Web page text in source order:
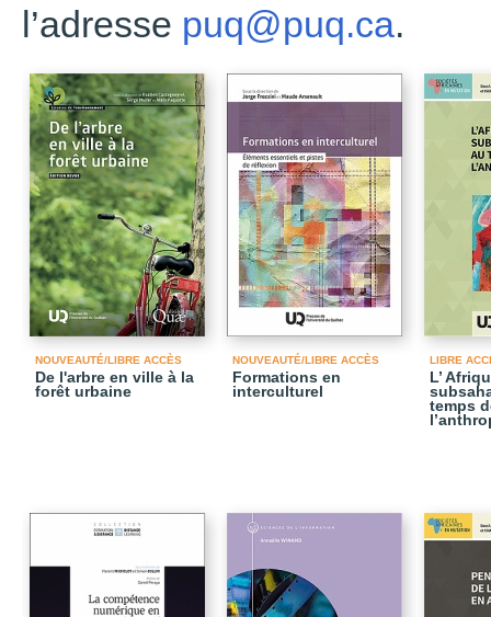
l’adresse puq@puq.ca.
NOUVEAUTÉ/LIBRE ACCÈS
De l'arbre en ville à la
forêt urbaine
NOUVEAUTÉ/LIBRE ACCÈS
Formations en
interculturel
LIBRE
L’
temps